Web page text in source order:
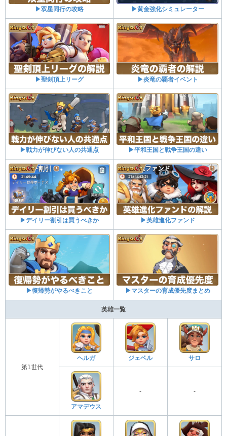
▶双星同行の攻略 ▶黄金強化シミュレーター
▶聖剣頂上リーグ ▶炎竜の覇者イベント
▶戦力が伸びない人の共通点 ▶平和王国と戦争王国の違い
▶デイリー割引は買うべきか ▶英雄進化ファンド
▶復帰勢がやるべきこと ▶マスターの育成優先度まとめ
英雄一覧
第1世代
ヘルガ ジェベル サロ
アマデウス
- -